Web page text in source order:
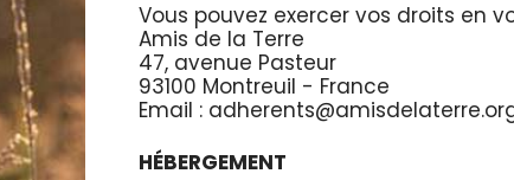
Vous pouvez exercer vos droits en
Amis de la Terre
47, avenue Pasteur
93100 Montreuil - France
Email :
HÉBERGEMENT